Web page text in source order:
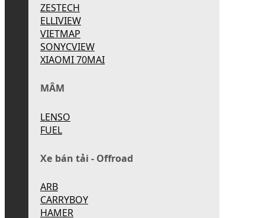
ZESTECH
ELLIVIEW
VIETMAP
SONYCVIEW
XIAOMI 70MAI
MÂM
LENSO
FUEL
Xe bán tải - Offroad
ARB
CARRYBOY
HAMER